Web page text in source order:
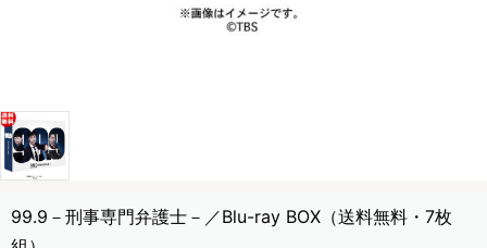
99.9－刑事専門弁護士－／Blu-ray BOX（送料無料・7枚